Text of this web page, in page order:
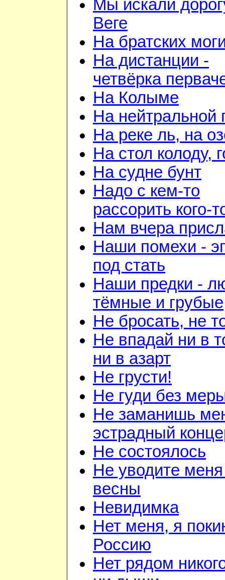
Мы искали
Веге
На братских
На дистанции -
четвёрка
На Колыме
На нейтральной
На реке ль, на
На стол колоду,
На судне бунт
Надо с кем-то
рассорить кого-
Нам вчера
Наши помехи -
под стать
Наши предки -
тёмные и грубые
Не бросать, не
Не впадай ни в
ни в азарт
Не грусти!
Не гуди без
Не заманишь
эстрадный
Не состоялось
Не уводите
весны
Невидимка
Нет меня, я
Россию
Нет рядом